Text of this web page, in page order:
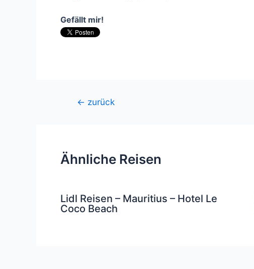
Gefällt mir!
Beitragsnavigation
← zurück
Ähnliche Reisen
Lidl Reisen – Mauritius – Hotel Le
Coco Beach